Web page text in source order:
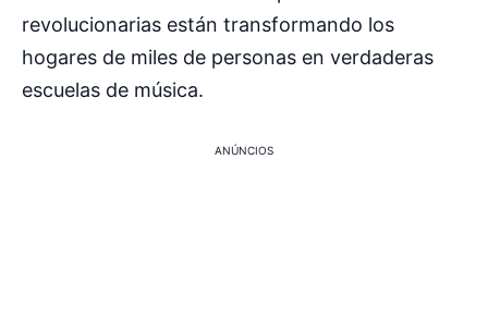
revolucionarias están transformando los
hogares de miles de personas en verdaderas
escuelas de música.
ANÚNCIOS